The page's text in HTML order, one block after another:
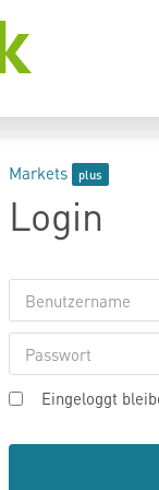
Markets
Login
Eingeloggt